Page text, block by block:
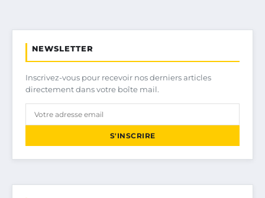
NEWSLETTER
Inscrivez-vous pour recevoir nos derniers articles
directement dans votre boîte mail.
S'INSCRIRE